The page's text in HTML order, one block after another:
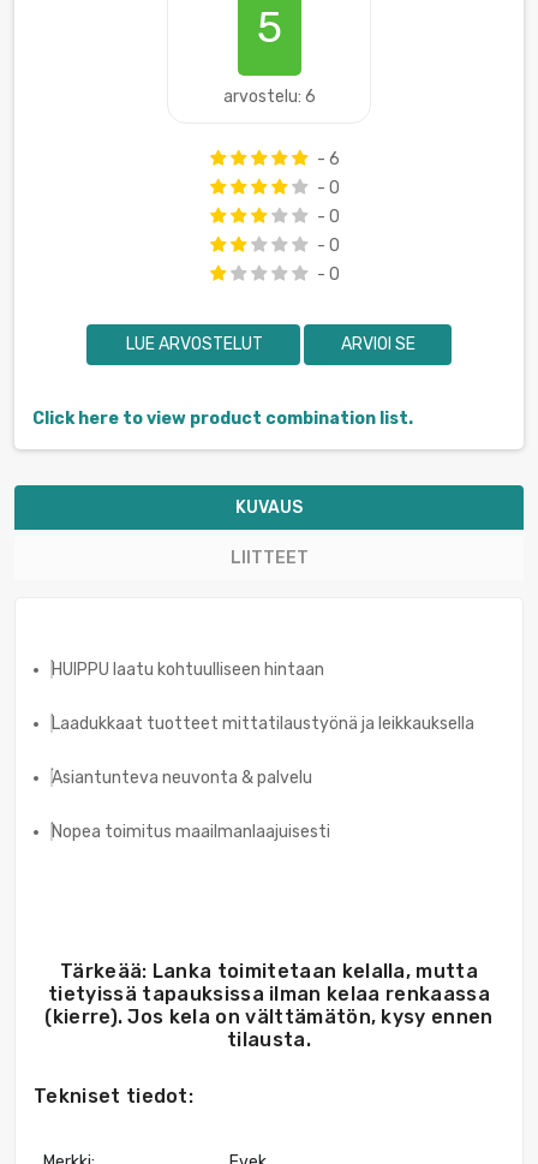
5
arvostelu: 6
- 6
- 0
- 0
- 0
- 0
LUE ARVOSTELUT ARVIOI SE
Click here to view product combination list.
KUVAUS
LIITTEET
HUIPPU laatu kohtuulliseen hintaan
Laadukkaat tuotteet mittatilaustyönä ja leikkauksella
Asiantunteva neuvonta & palvelu
Nopea toimitus maailmanlaajuisesti
Tärkeää: Lanka toimitetaan kelalla, mutta
tietyissä tapauksissa ilman kelaa renkaassa
(kierre). Jos kela on välttämätön, kysy ennen
tilausta.
Tekniset tiedot: